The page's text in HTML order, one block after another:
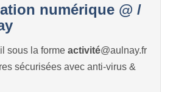
numérique @ /
sous la forme activité@aulnay.fr
sécurisées avec anti-virus &